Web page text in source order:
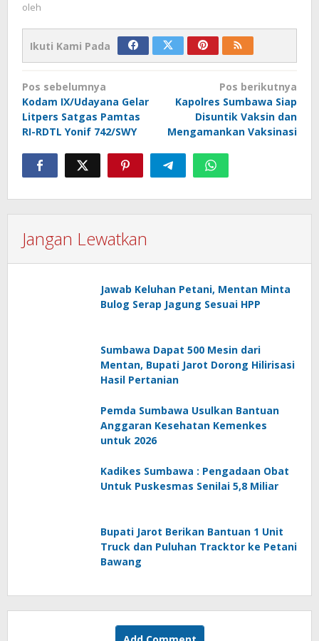
oleh
Ikuti Kami Pada
Navigasi
pos
Pos sebelumnya
Kodam IX/Udayana Gelar
Litpers Satgas Pamtas
RI-RDTL Yonif 742/SWY
Pos berikutnya
Kapolres Sumbawa Siap
Disuntik Vaksin dan
Mengamankan Vaksinasi
Jangan Lewatkan
Jawab Keluhan Petani, Mentan Minta
Bulog Serap Jagung Sesuai HPP
Sumbawa Dapat 500 Mesin dari
Mentan, Bupati Jarot Dorong Hilirisasi
Hasil Pertanian
Pemda Sumbawa Usulkan Bantuan
Anggaran Kesehatan Kemenkes
untuk 2026
Kadikes Sumbawa : Pengadaan Obat
Untuk Puskesmas Senilai 5,8 Miliar
Bupati Jarot Berikan Bantuan 1 Unit
Truck dan Puluhan Tracktor ke Petani
Bawang